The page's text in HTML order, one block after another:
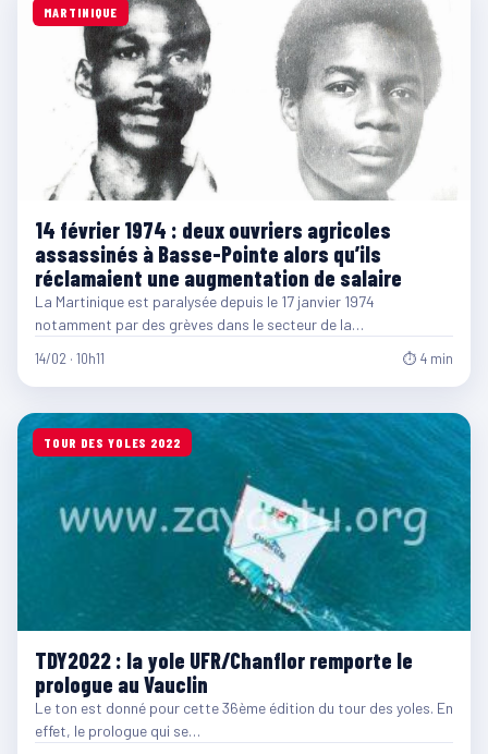
MARTINIQUE
14 février 1974 : deux ouvriers agricoles
assassinés à Basse-Pointe alors qu’ils
réclamaient une augmentation de salaire
La Martinique est paralysée depuis le 17 janvier 1974
notamment par des grèves dans le secteur de la…
14/02 · 10h11 ⏱ 4 min
TOUR DES YOLES 2022
TDY2022 : la yole UFR/Chanflor remporte le
prologue au Vauclin
Le ton est donné pour cette 36ème édition du tour des yoles. En
effet, le prologue qui se…